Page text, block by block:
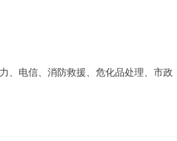
、电信、消防救援、危化品处理、市政